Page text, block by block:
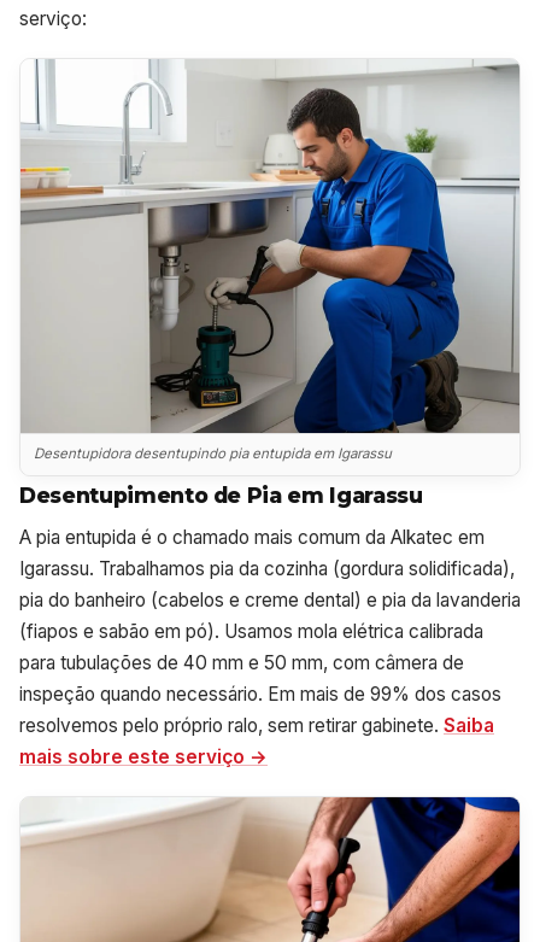
serviço:
Desentupidora desentupindo pia entupida em Igarassu
Desentupimento de Pia em Igarassu
A pia entupida é o chamado mais comum da Alkatec em
Igarassu. Trabalhamos pia da cozinha (gordura solidificada),
pia do banheiro (cabelos e creme dental) e pia da lavanderia
(fiapos e sabão em pó). Usamos mola elétrica calibrada
para tubulações de 40 mm e 50 mm, com câmera de
inspeção quando necessário. Em mais de 99% dos casos
resolvemos pelo próprio ralo, sem retirar gabinete. Saiba
mais sobre este serviço →